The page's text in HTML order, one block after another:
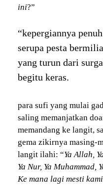
ini?”
“kepergiannya
serupa pesta
yang turun dari
begitu keras.
para sufi yang mulai
saling memanjatkan
memandang ke langit,
gema zikirnya masing-
langit ilahi: “Ya Allah,
Ya Nur, Ya Muhammad,
Ke mana lagi mesti